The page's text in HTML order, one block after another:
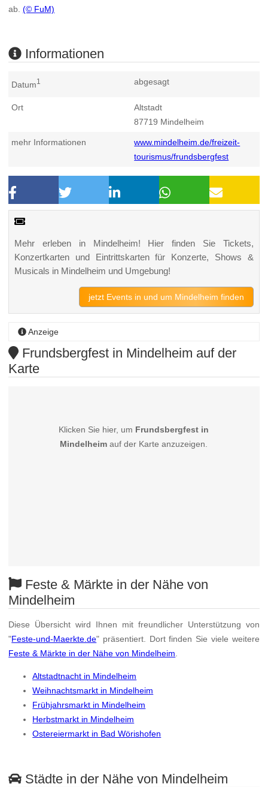
ab.(© FuM)
Informationen
Datum1 abgesagt
Ort
Altstadt
87719 Mindelheim
mehr Informationen
www.mindelheim.de/freizeit-
tourismus/frundsbergfest
Mehr erleben in Mindelheim! Hier finden Sie Tickets,
Konzertkarten und Eintrittskarten für Konzerte, Shows &
Musicals in Mindelheim und Umgebung!
jetzt Events in und um Mindelheim finden
Anzeige
Frundsbergfest in Mindelheim auf der
Karte
Klicken Sie hier, um Frundsbergfest in
Mindelheim auf der Karte anzuzeigen.
Feste & Märkte in der Nähe von
Mindelheim
Diese Übersicht wird Ihnen mit freundlicher Unterstützung von
"Feste-und-Maerkte.de" präsentiert. Dort finden Sie viele weitere
Feste & Märkte in der Nähe von Mindelheim
Altstadtnacht in Mindelheim
Weihnachtsmarkt in Mindelheim
Frühjahrsmarkt in Mindelheim
Herbstmarkt in Mindelheim
Ostereiermarkt in Bad Wörishofen
Städte in der Nähe von Mindelheim